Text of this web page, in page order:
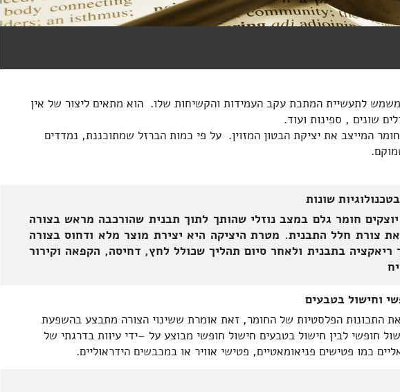
לתעשיית המתכת עקב העמידות והקשיחות שלו. הוא מתאים ליצור של אין
שונים , ספינות ועוד.
המייצב את יציקת הבטון המזוין. על פי כמות הברזל שמתוכננת, נמדדים
שונות
חומר גלם במצב נוזלי שהותך לתוך תבנית שהורכבה מראש בצורה
צורת חלל התבנית. מטרת היציקה היא יצירת מוצר מלא ודחוס בצורה
ריאקציה בתבנית ולאחר סיום תהליך שכולל לחץ, דחיסה, הקפאה וקירור
וחישול בטבעים
את התכונות הפלסטיות של החומר, זאת אומרת ששינוי הצורה מתבצע בהשפעת
חופשי לבין חישול בטבעים חישול חופשי מבוצע על –ידי עיוות בדרגתי של
כמו פטישים פניאומאטיים, פטישי אוויר או במכבשים הידראוליים.